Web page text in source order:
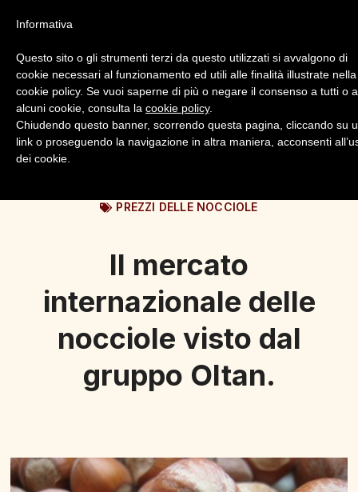
Login Registrazione
PREZZI DELLE NOCCIOLE
Il mercato
internazionale delle
nocciole visto dal
gruppo Oltan.
Informativa
Questo sito o gli strumenti terzi da questo utilizzati si avvalgono di
cookie necessari al funzionamento ed utili alle finalità illustrate nella
cookie policy. Se vuoi saperne di più o negare il consenso a tutti o
alcuni cookie, consulta la cookie policy.
Chiudendo questo banner, scorrendo questa pagina, cliccando su
link o proseguendo la navigazione in altra maniera, acconsenti
dei cookie.